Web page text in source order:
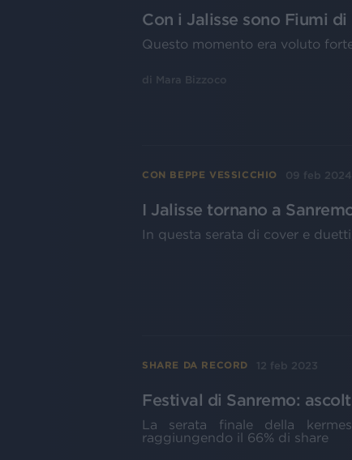
Con i Jalisse sono Fiumi
Questo momento era voluto
di Mara Bizzoco
CON BEPPE VESSICCHIO 09 feb 2024
I Jalisse tornano a
In questa serata di cover e
SHARE DA RECORD 12 feb 2023
Festival di Sanremo:
La serata finale della
raggiungendo il 66% di share